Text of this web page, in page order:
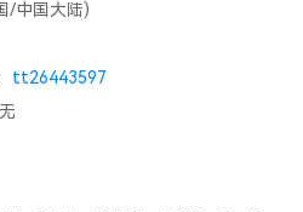
/中国大陆)
tt26443597